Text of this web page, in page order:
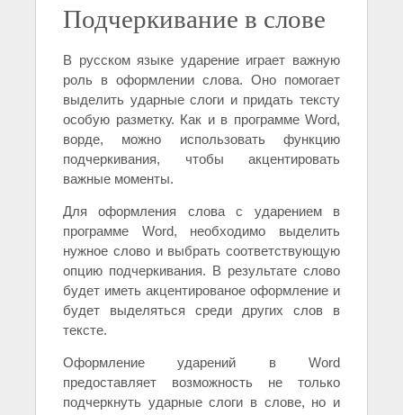
Подчеркивание в слове
В русском языке ударение играет важную
роль в оформлении слова. Оно помогает
выделить ударные слоги и придать тексту
особую разметку. Как и в программе Word,
ворде, можно использовать функцию
подчеркивания, чтобы акцентировать
важные моменты.
Для оформления слова с ударением в
программе Word, необходимо выделить
нужное слово и выбрать соответствующую
опцию подчеркивания. В результате слово
будет иметь акцентированое оформление и
будет выделяться среди других слов в
тексте.
Оформление ударений в Word
предоставляет возможность не только
подчеркнуть ударные слоги в слове, но и